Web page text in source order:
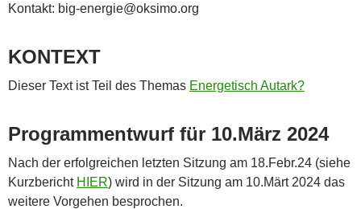
Kontakt: big-energie@oksimo.org
KONTEXT
Dieser Text ist Teil des Themas Energetisch Autark?
Programmentwurf für 10.März 2024
Nach der erfolgreichen letzten Sitzung am 18.Febr.24 (siehe
Kurzbericht HIER) wird in der Sitzung am 10.Märt 2024 das
weitere Vorgehen besprochen.